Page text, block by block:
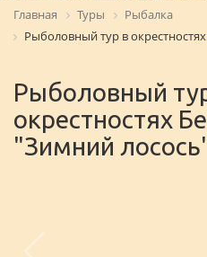
Главная Туры
Рыбалка
Рыболовный тур в
Рыболовный
окрестностях
"Зимний